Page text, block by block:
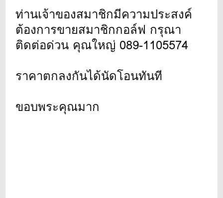
ท่านเจ้าของสมาชิกมีความประสงค์
ต้องการขายสมาชิกกอล์ฟ กรุณา
ติดต่อด่วน คุณใหญ่ 089-1105574
ราคาตกลงกันได้นัดโอนทันที
ขอบพระคุณมาก